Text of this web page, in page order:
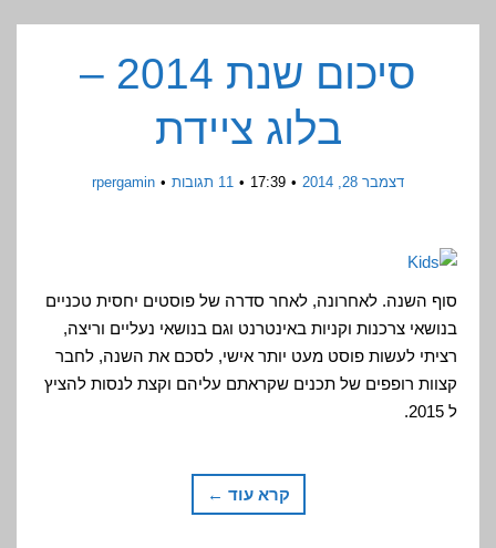
סיכום שנת 2014 –
בלוג ציידת
דצמבר 28, 2014 17:39 11 תגובות rpergamin
סוף השנה. לאחרונה, לאחר סדרה של פוסטים יחסית טכניים
בנושאי צרכנות וקניות באינטרנט וגם בנושאי נעליים וריצה,
רציתי לעשות פוסט מעט יותר אישי, לסכם את השנה, לחבר
קצוות רופפים של תכנים שקראתם עליהם וקצת לנסות להציץ
ל 2015.
קרא עוד ←